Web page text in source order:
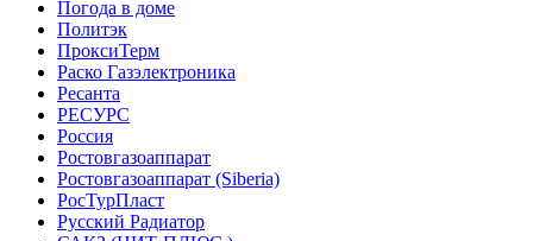
Погода в доме
Политэк
ПроксиТерм
Раско Газэлектроника
Ресанта
РЕСУРС
Россия
Ростовгазоаппарат
Ростовгазоаппарат (Siberia)
РосТурПласт
Русский Радиатор